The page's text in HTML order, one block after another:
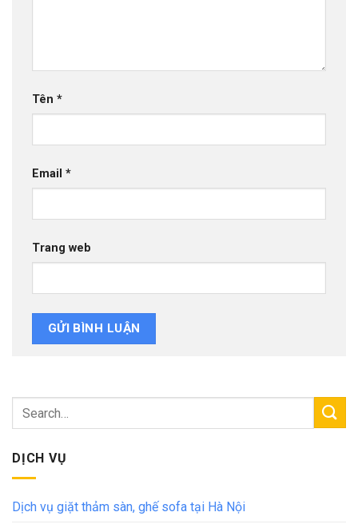
Tên *
Email *
Trang web
DỊCH VỤ
Dịch vụ giặt thảm sàn, ghế sofa tại Hà Nội